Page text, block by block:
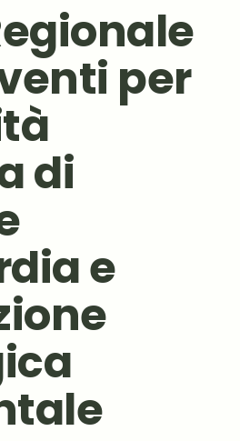
per
di
e